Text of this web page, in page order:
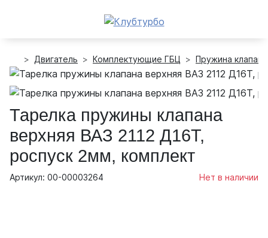
Двигатель Комплектующие ГБЦ Пружина
Тарелка пружины клапана
верхняя ВАЗ 2112 Д16Т,
роспуск 2мм, комплект
Артикул: 00-00003264 Нет в наличии